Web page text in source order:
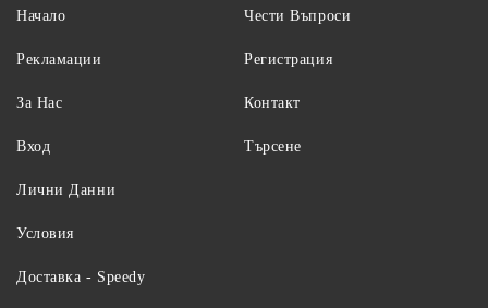
Начало
Рекламации
За Нас
Вход
Чести Въпроси
Регистрация
Контакт
Търсене
Лични Данни
Условия
Доставка - Speedy